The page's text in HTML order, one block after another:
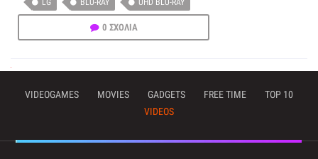
LG BLU-RAY UHD BLU-RAY
0 ΣΧΟΛΙΑ
VIDEOGAMES MOVIES GADGETS FREE TIME
TOP 10
VIDEOS